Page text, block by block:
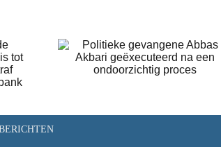
een
De vrijlating van
Maryam Akbari